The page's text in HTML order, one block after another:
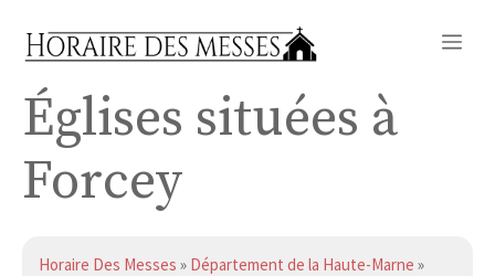
Églises situées à
Forcey
Horaire Des Messes » Département de la Haute-Marne »